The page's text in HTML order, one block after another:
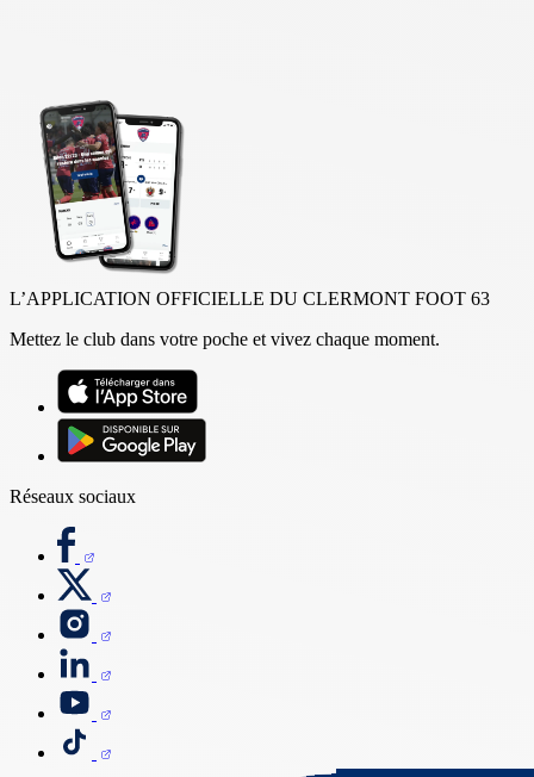
L’APPLICATION OFFICIELLE DU CLERMONT FOOT 63
Mettez le club dans votre poche et vivez chaque moment.
Réseaux sociaux